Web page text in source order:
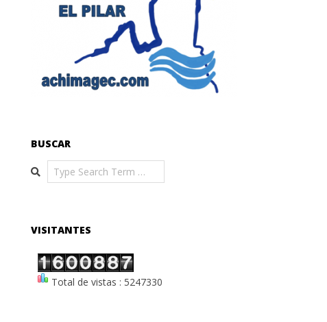
BUSCAR
Search
VISITANTES
Total de vistas : 5247330